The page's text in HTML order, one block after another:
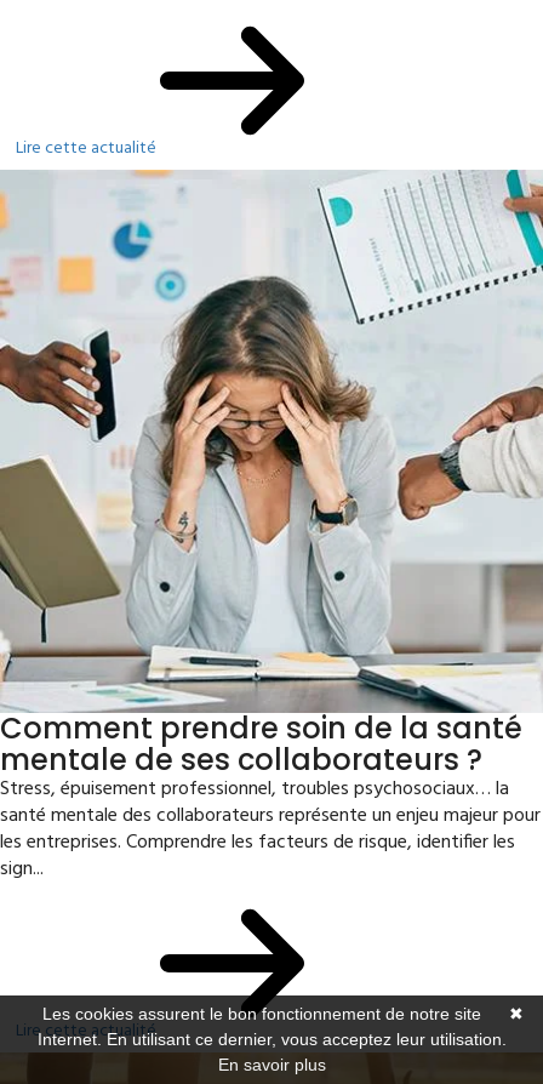
Lire cette actualité
Comment prendre soin de la santé
mentale de ses collaborateurs ?
Stress, épuisement professionnel, troubles psychosociaux… la
santé mentale des collaborateurs représente un enjeu majeur pour
les entreprises. Comprendre les facteurs de risque, identifier les
sign...
Lire cette actualité
✖
Les cookies assurent le bon fonctionnement de notre site
Internet. En utilisant ce dernier, vous acceptez leur utilisation.
En savoir plus